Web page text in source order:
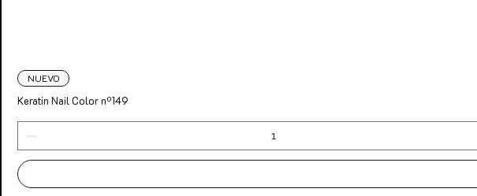
NUEVO
Keratin Nail Color nº149